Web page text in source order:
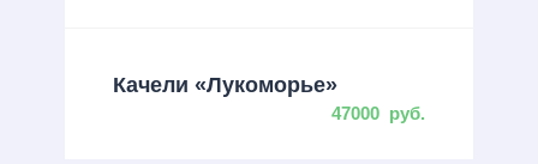
Качели «Лукоморье»
47000 руб.